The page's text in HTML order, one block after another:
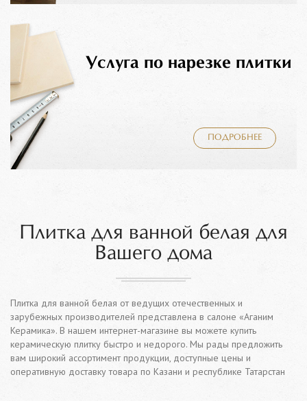
Услуга по нарезке плитки
ПОДРОБНЕЕ
Плитка для ванной белая для
Вашего дома
Плитка для ванной белая от ведущих отечественных и
зарубежных производителей представлена в салоне «Аганим
Керамика». В нашем интернет-магазине вы можете купить
керамическую плитку быстро и недорого. Мы рады предложить
вам широкий ассортимент продукции, доступные цены и
оперативную доставку товара по Казани и республике Татарстан